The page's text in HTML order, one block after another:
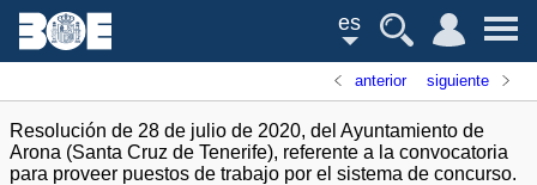
es
anterior siguiente
Resolución de 28 de julio de 2020, del Ayuntamiento de
Arona (Santa Cruz de Tenerife), referente a la convocatoria
para proveer puestos de trabajo por el sistema de concurso.